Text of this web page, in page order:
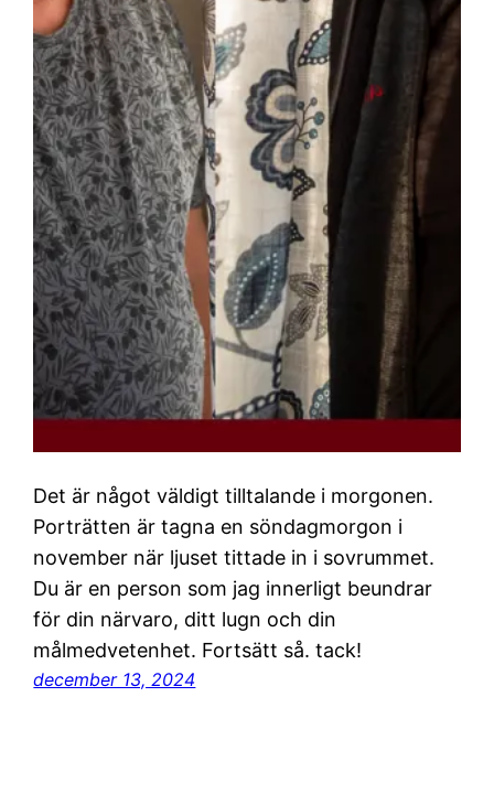
Det är något väldigt tilltalande i morgonen.
Porträtten är tagna en söndagmorgon i
november när ljuset tittade in i sovrummet.
Du är en person som jag innerligt beundrar
för din närvaro, ditt lugn och din
målmedvetenhet. Fortsätt så. tack!
december 13, 2024